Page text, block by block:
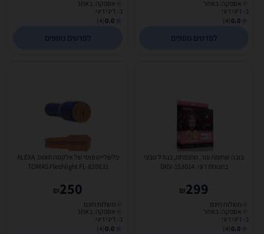
אספקה: באתר
ב- דיגי דיגי
0.0
(4)
לפרטים נוספים
אספקה: באתר
ב- דיגי דיגי
0.0
(4)
לפרטים נוספים
בובה שחומת עור, מתנפחת, בגודל טבעי
בתנוחת דוגי. DIGI-153014
299
₪
משלוח חינם
אספקה: באתר
ב- דיגי דיגי
0.0
(4)
פלשלייט פוסי של אלקסה תומס. ALEXA
TOMAS Fleshlight FL-820631
250
₪
משלוח חינם
אספקה: באתר
ב- דיגי דיגי
0.0
(4)